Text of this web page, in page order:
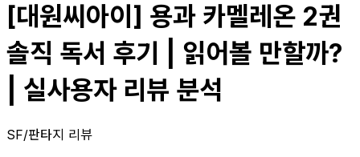
[대원씨아이] 용과 카멜레온 2권
솔직 독서 후기 | 읽어볼 만할까?
| 실사용자 리뷰 분석
SF/판타지 리뷰